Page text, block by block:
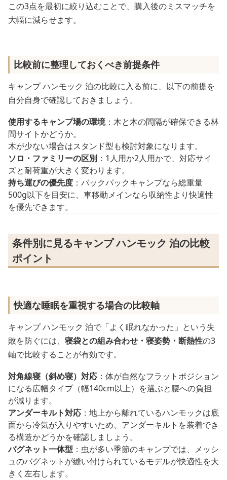
この3点を最初に絞り込むことで、購入後のミスマッチを
大幅に減らせます。
比較前に整理しておくべき前提条件
キャンプ ハンモック 泊の比較に入る前に、以下の前提を
自分自身で確認しておきましょう。
使用するキャンプ場の環境：木と木の間隔が確保できる林
間サイトかどうか。
木が少ない場合はスタンド型も検討対象になります。
ソロ・ファミリーの区別 ：1人用か2人用かで、対応サイ
ズと耐荷重が大きく変わります。
持ち運びの優先度 ：バックパックキャンプなら総重量
500g以下を目安に、車移動メインなら収納性より快適性
を優先できます。
条件別に見るキャンプ ハンモック 泊の比較
ポイント
快適な睡眠を重視する場合の比較軸
キャンプ ハンモック 泊で「よく眠れなかった」という失
敗を防ぐには、 寝袋との組み合わせ・寝姿勢・断熱性の3
軸で比較することが有効です。
対角線寝（斜め寝）対応 ：体が自然なフラットポジション
になる広幅タイプ（幅140cm以上）を選ぶと腰への負担
が減ります。
アンダーキルト対応 ：地上から離れているハンモックは底
面から冷気が入りやすいため、アンダーキルトを装着でき
る構造かどうかを確認しましょう。
バグネット一体型 ：虫が多い季節のキャンプでは、メッシ
ュのバグネットが縫い付けられているモデルが快適性を大
きく左右します。